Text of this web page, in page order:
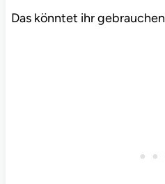
Das könntet ihr gebrauchen